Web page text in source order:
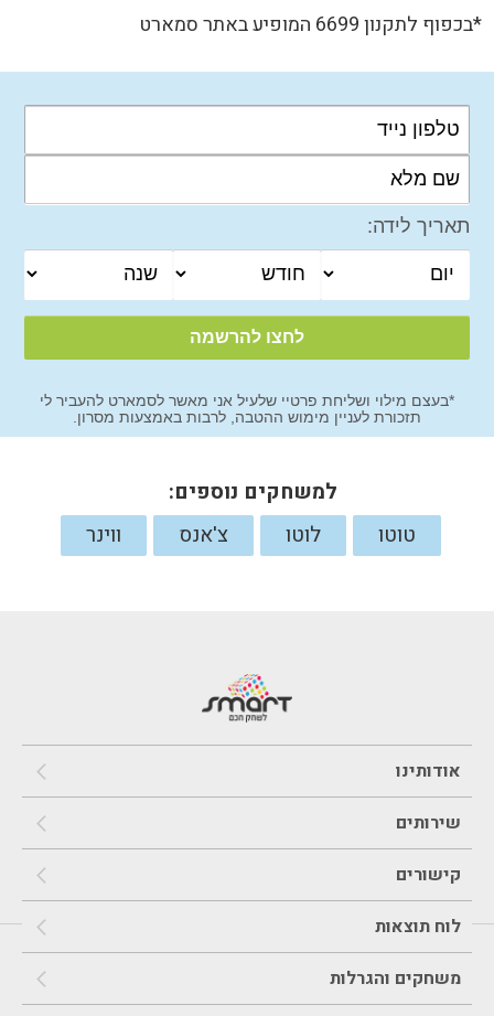
*בכפוף לתקנון 6699 המופיע באתר סמארט
תאריך לידה:
*בעצם מילוי ושליחת פרטיי שלעיל אני מאשר לסמארט להעביר לי
תזכורת לעניין מימוש ההטבה, לרבות באמצעות מסרון.
למשחקים נוספים:
טוטו
לוטו צ'אנס ווינר
אודותינו
שירותים
קישורים
לוח תוצאות
משחקים והגרלות